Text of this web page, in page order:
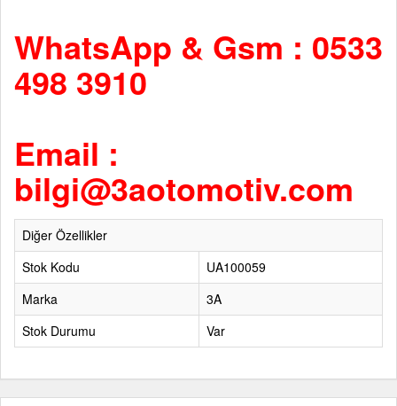
WhatsApp & Gsm : 0533
498 3910
Email :
bilgi@3aotomotiv.com
Diğer Özellikler
Stok Kodu
UA100059
Marka
3A
Stok Durumu
Var